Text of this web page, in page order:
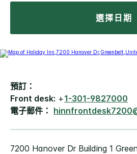
選擇日期
預訂：
Front desk: +1-301-9827000
電子郵件：
7200 Hanover DrBuilding 1